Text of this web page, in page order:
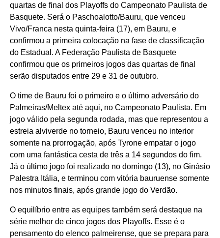
quartas de final dos Playoffs do Campeonato Paulista de
Basquete. Será o Paschoalotto/Bauru, que venceu
Vivo/Franca nesta quinta-feira (17), em Bauru, e
confirmou a primeira colocação na fase de classificação
do Estadual. A Federação Paulista de Basquete
confirmou que os primeiros jogos das quartas de final
serão disputados entre 29 e 31 de outubro.
O time de Bauru foi o primeiro e o último adversário do
Palmeiras/Meltex até aqui, no Campeonato Paulista. Em
jogo válido pela segunda rodada, mas que representou a
estreia alviverde no torneio, Bauru venceu no interior
somente na prorrogação, após Tyrone empatar o jogo
com uma fantástica cesta de três a 14 segundos do fim.
Já o último jogo foi realizado no domingo (13), no Ginásio
Palestra Itália, e terminou com vitória bauruense somente
nos minutos finais, após grande jogo do Verdão.
O equilíbrio entre as equipes também será destaque na
série melhor de cinco jogos dos Playoffs. Esse é o
pensamento do elenco palmeirense, que se prepara para